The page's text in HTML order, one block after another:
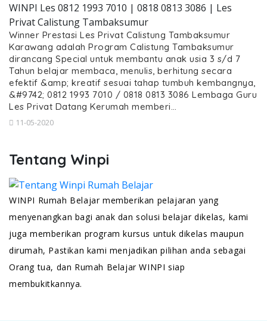
WINPI Les 0812 1993 7010 | 0818 0813 3086 | Les
Privat Calistung Tambaksumur
Winner Prestasi Les Privat Calistung Tambaksumur
Karawang adalah Program Calistung Tambaksumur
dirancang Special untuk membantu anak usia 3 s/d 7
Tahun belajar membaca, menulis, berhitung secara
efektif &amp; kreatif sesuai tahap tumbuh kembangnya,
&#9742; 0812 1993 7010 / 0818 0813 3086 Lembaga Guru
Les Privat Datang Kerumah memberi…
11-05-2020
Tentang Winpi
WINPI Rumah Belajar memberikan pelajaran yang
menyenangkan bagi anak dan solusi belajar dikelas, kami
juga memberikan program kursus untuk dikelas maupun
dirumah, Pastikan kami menjadikan pilihan anda sebagai
Orang tua, dan Rumah Belajar WINPI siap
membukitkannya.